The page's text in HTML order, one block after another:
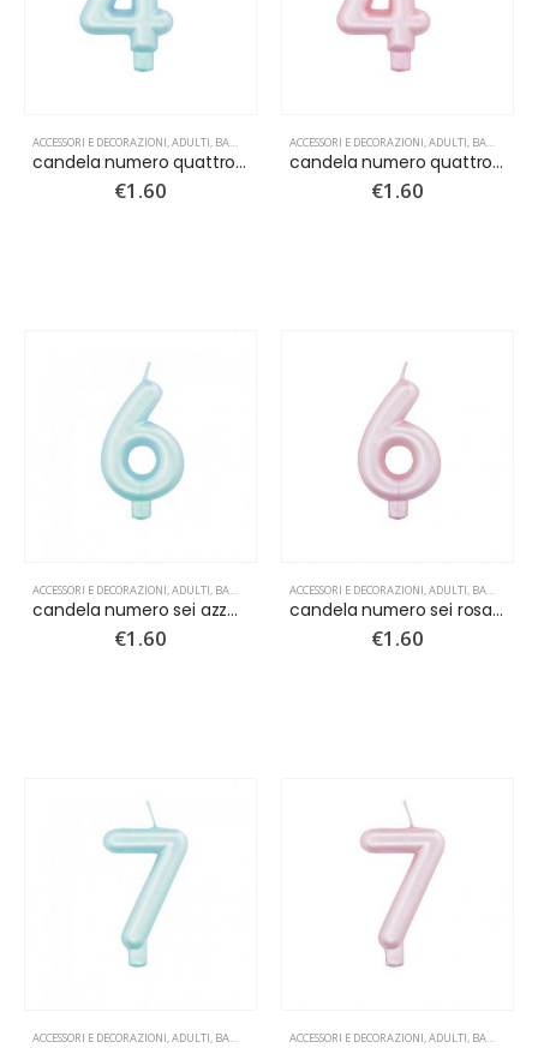
ACCESSORI E DECORAZIONI,ADULTI, BAMBINI CANDELINE,NUOVI ARRIVI
candela numero quattro azzurro perlato
€1.60
ACCESSORI E DECORAZIONI,ADULTI, BAMBINI
candela numero quattro rosa perlato
€1.60
ACCESSORI E DECORAZIONI,ADULTI, BAMBINI CANDELINE,NUOVI ARRIVI
candela numero sei azzurro perlato
€1.60
ACCESSORI E DECORAZIONI,ADULTI, BAMBINI
candela numero sei rosa perlato
€1.60
ACCESSORI E DECORAZIONI,ADULTI, BAMBINI CANDELINE,NUOVI ARRIVI
ACCESSORI E DECORAZIONI,ADULTI, BAMBINI